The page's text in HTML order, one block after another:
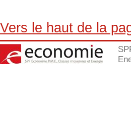
Vers le haut de la